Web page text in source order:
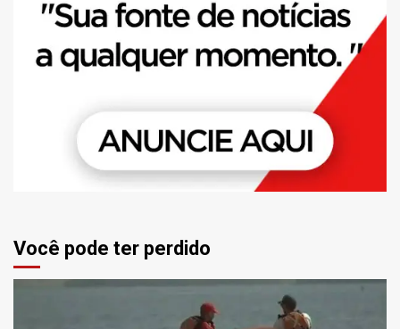
Você pode ter perdido